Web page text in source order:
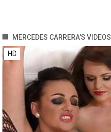
MERCEDES CARRERA'S VIDEOS
HD